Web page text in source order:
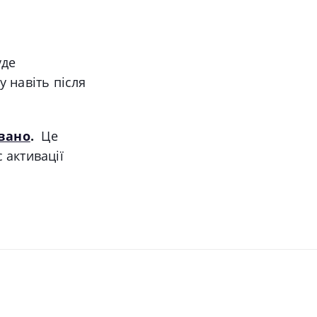
після
. Це